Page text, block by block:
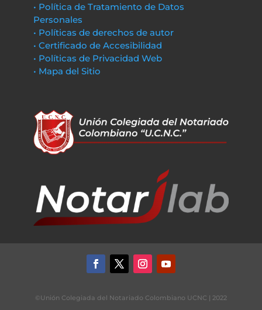
• Política de Tratamiento de Datos
Personales
• Políticas de derechos de autor
• Certificado de Accesibilidad
• Políticas de Privacidad Web
• Mapa del Sitio
©Unión Colegiada del Notariado Colombiano UCNC | 2022